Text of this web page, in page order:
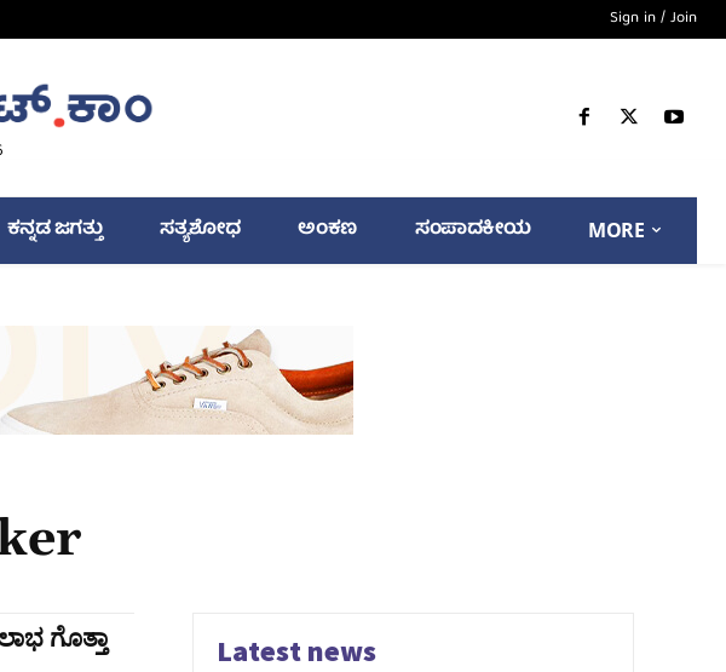
Sign in / Join
ಕನ್ನಡ ಜಗತ್ತು ಸತ್ಯಶೋಧ ಅಂಕಣ ಸಂಪಾದಕೀಯ MORE
ಗೊತ್ತಾ
Latest news